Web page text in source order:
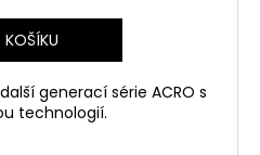
generací série ACRO s
technologií.